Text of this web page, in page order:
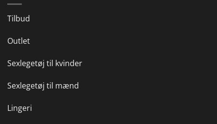
Tilbud
Outlet
Sexlegetøj til kvinder
Sexlegetøj til mænd
Lingeri